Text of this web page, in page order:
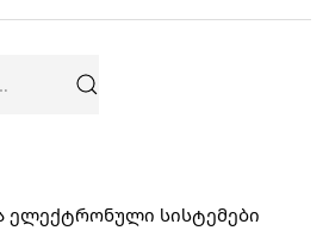
სისტემები